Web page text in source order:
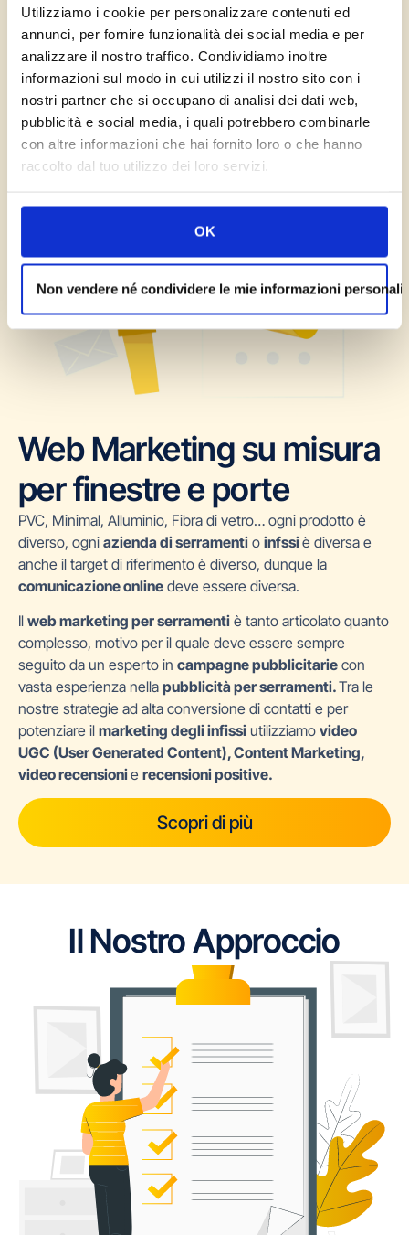
Utilizziamo i cookie per personalizzare contenuti ed
annunci, per fornire funzionalità dei social media e per
analizzare il nostro traffico. Condividiamo inoltre
informazioni sul modo in cui utilizzi il nostro sito con i
nostri partner che si occupano di analisi dei dati web,
pubblicità e social media, i quali potrebbero combinarle
con altre informazioni che hai fornito loro o che hanno
raccolto dal tuo utilizzo dei loro servizi.
OK
Non vendere né condividere le mie informazioni personali
Web Marketing su misura
per finestre e porte
PVC, Minimal, Alluminio, Fibra di vetro… ogni prodotto è
diverso, ogni azienda di serramenti o infssiè diversa e
anche il target di riferimento è diverso, dunque la
comunicazione online deve essere diversa.
Il web marketing per serramenti è tanto articolato quanto
complesso, motivo per il quale deve essere sempre
seguito da un esperto in campagne pubblicitarie con
vasta esperienza nella pubblicità per serramenti.Tra le
nostre strategie ad alta conversione di contatti e per
potenziare il marketing degli infissi utilizziamo video
UGC (User Generated Content), Content Marketing,
video recensionie recensioni positive.
Scopri di più
Il Nostro Approccio